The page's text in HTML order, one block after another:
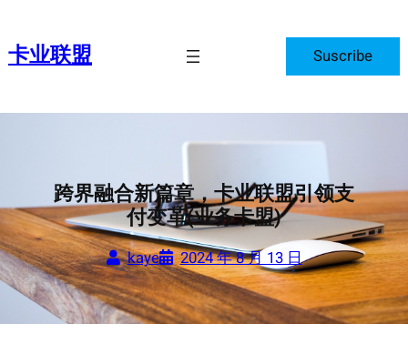
内卡业联盟 Suscribe
跨界融合新篇章，卡业联盟引领支
付变革(业务卡盟)
kaye 2024 年 8 月 13 日